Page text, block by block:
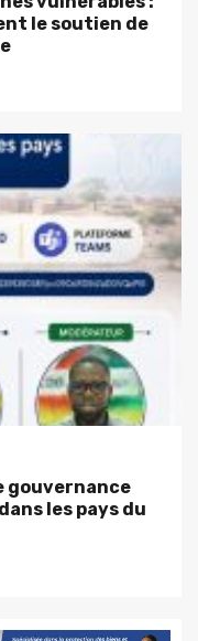
le soutien de
gouvernance
les pays du